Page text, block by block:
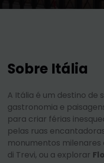
Sobre Itália
A Itália é um destino de
gastronomia e
para criar férias
pelas ruas
monumentos milenares
di Trevi, ou a explorar